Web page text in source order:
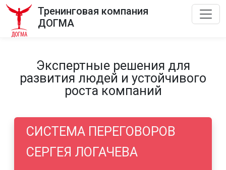
Тренинговая компания
ДОГМА
Экспертные решения для
развития людей и устойчивого
роста компаний
СИСТЕМА ПЕРЕГОВОРОВ
СЕРГЕЯ ЛОГАЧЕВА